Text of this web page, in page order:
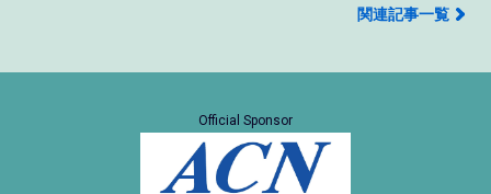
関連記事一覧
Official Sponsor